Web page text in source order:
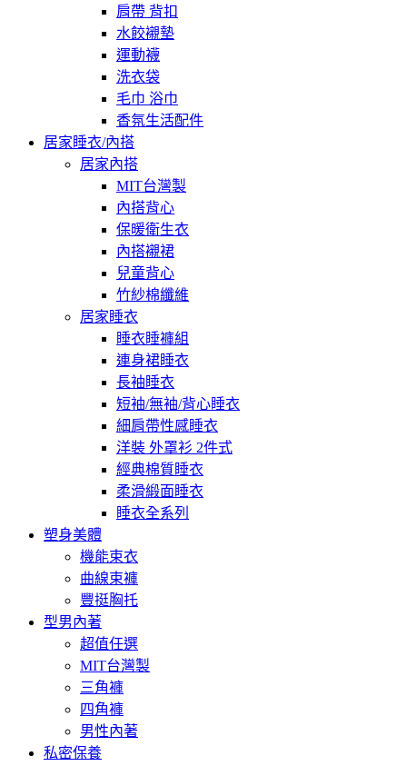
肩帶 背扣
水餃襯墊
運動襪
洗衣袋
毛巾 浴巾
香氛生活配件
居家睡衣/內搭
居家內搭
MIT台灣製
內搭背心
保暖衛生衣
內搭襯裙
兒童背心
竹紗棉纖維
居家睡衣
睡衣睡褲組
連身裙睡衣
長袖睡衣
短袖/無袖/背心睡衣
細肩帶性感睡衣
洋裝 外罩衫 2件式
經典棉質睡衣
柔滑緞面睡衣
睡衣全系列
塑身美體
機能束衣
曲線束褲
豐挺胸托
型男內著
超值任選
MIT台灣製
三角褲
四角褲
男性內著
私密保養